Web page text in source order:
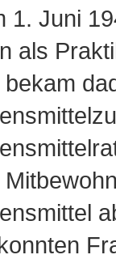
1. Juni
als
bekam